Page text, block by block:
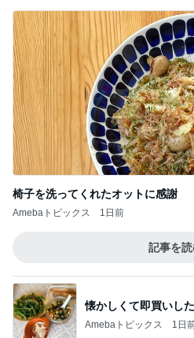
椅子を洗ってくれたオットに感謝
Amebaトピックス 1日前
記事を
懐かしくて即買いし
Amebaトピックス 1日
Amebaトピックス 1日
假屋崎 軽井沢の別荘
Amebaトピックス 1日